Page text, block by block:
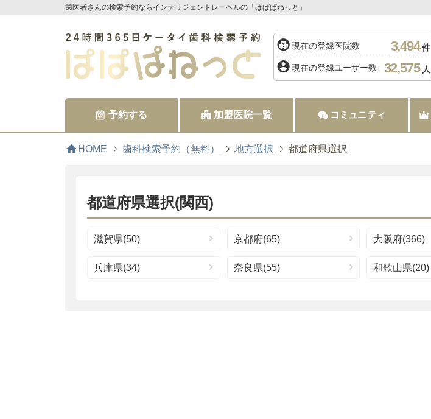
歯医者さんの検索予約ならインテリジェントレーベルの「ぱぱぱねっと」
現在の登録医院数 3,494件
現在の登録ユーザー数 32,575 人
予約する 加盟医院一覧 コミュニティ
home HOME 歯科検索予約（無料） 地方選択 都道府県選択
都道府県選択(関西)
滋賀県(50) 京都府(65) 大阪府(366)
兵庫県(34) 奈良県(55) 和歌山県(20)